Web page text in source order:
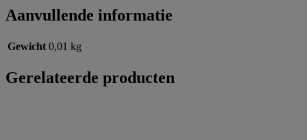
Aanvullende informatie
Gewicht 0,01 kg
Gerelateerde producten